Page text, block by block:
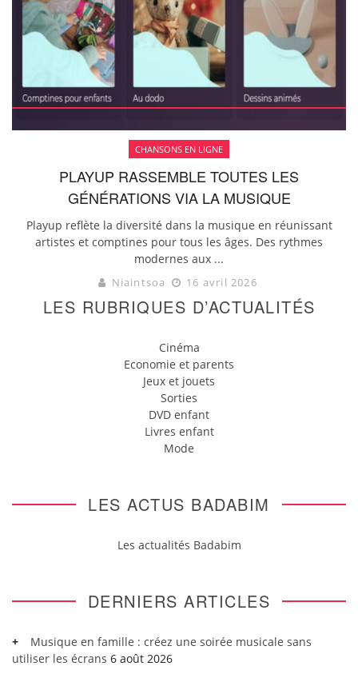
CHANSONS EN LIGNE
PLAYUP RASSEMBLE TOUTES LES
GÉNÉRATIONS VIA LA MUSIQUE
Playup reflète la diversité dans la musique en réunissant
artistes et comptines pour tous les âges. Des rythmes
modernes aux ...
Niaintsoa 16 avril 2026
LES RUBRIQUES D’ACTUALITÉS
Cinéma
Economie et parents
Jeux et jouets
Sorties
DVD enfant
Livres enfant
Mode
LES ACTUS BADABIM
Les actualités Badabim
DERNIERS ARTICLES
Musique en famille : créez une soirée musicale sans
utiliser les écrans 6 août 2026